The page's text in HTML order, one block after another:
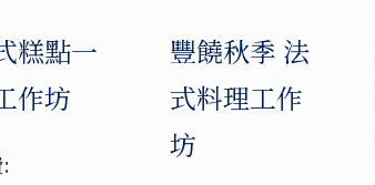
糕點一
作坊
豐饒秋季 法
式料理工作
坊